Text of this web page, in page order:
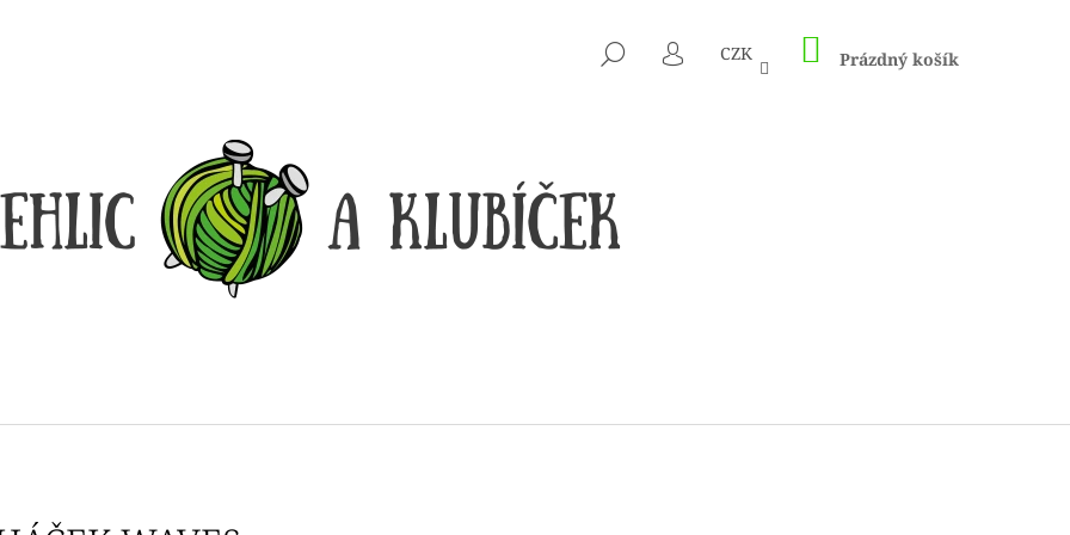
HLEDAT
PŘIHLÁŠENÍ
CZK NÁKUPNÍ
KOŠÍK
Prázdný košík
CO POTŘEBUJETE NAJÍT?
HLEDAT
Kč